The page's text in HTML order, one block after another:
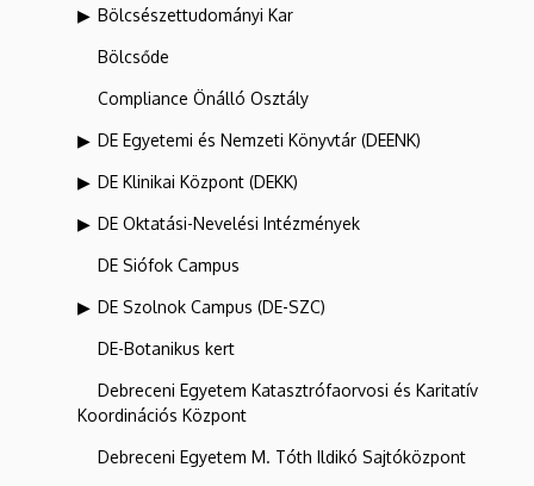
Bölcsészettudományi Kar
Bölcsőde
Compliance Önálló Osztály
DE Egyetemi és Nemzeti Könyvtár (DEENK)
DE Klinikai Központ (DEKK)
DE Oktatási-Nevelési Intézmények
DE Siófok Campus
DE Szolnok Campus (DE-SZC)
DE-Botanikus kert
Debreceni Egyetem Katasztrófaorvosi és Karitatív
Koordinációs Központ
Debreceni Egyetem M. Tóth Ildikó Sajtóközpont